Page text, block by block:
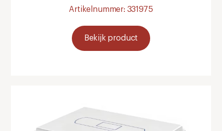
Artikelnummer: 331975
Bekijk product